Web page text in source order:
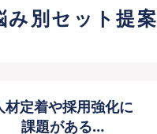
み別セット提案
材定着や採用強化に
課題がある…